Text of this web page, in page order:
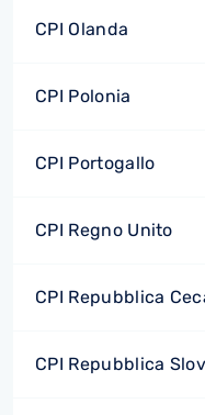
CPI Olanda
CPI Polonia
CPI Portogallo
CPI Regno Unito
CPI Repubblica
CPI Repubblica